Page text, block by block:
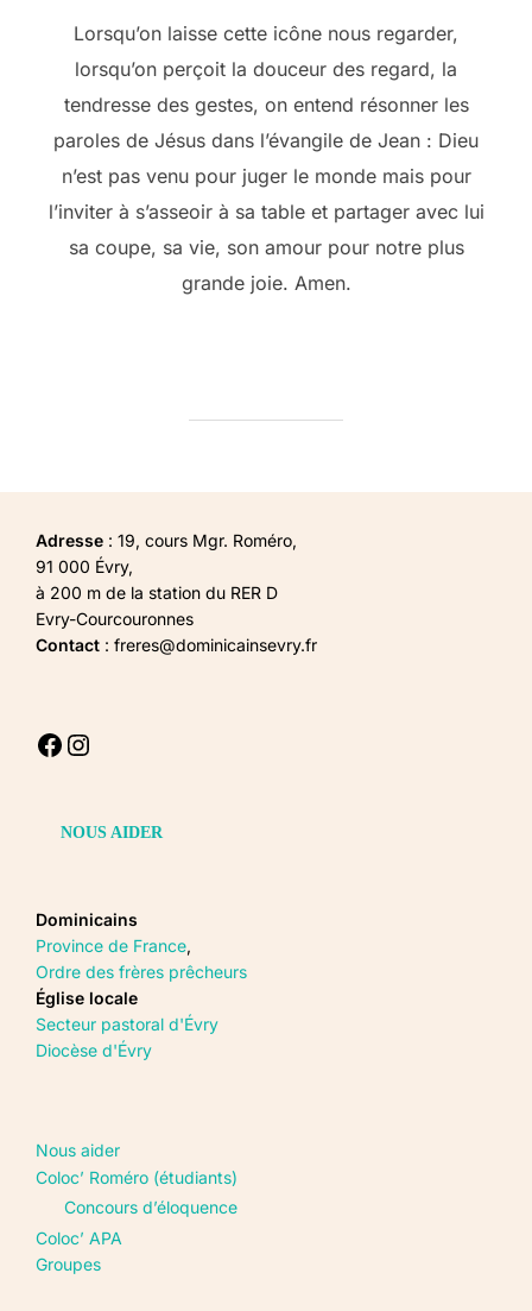
Lorsqu’on laisse cette icône nous regarder,
lorsqu’on perçoit la douceur des regard, la
tendresse des gestes, on entend résonner les
paroles de Jésus dans l’évangile de Jean : Dieu
n’est pas venu pour juger le monde mais pour
l’inviter à s’asseoir à sa table et partager avec lui
sa coupe, sa vie, son amour pour notre plus
grande joie. Amen.
Adresse : 19, cours Mgr. Roméro,
91 000 Évry,
à 200 m de la station du RER D
Evry-Courcouronnes
Contact : freres@dominicainsevry.fr
Facebook
Instagram
NOUS AIDER
Dominicains
Province de France,
Ordre des frères prêcheurs
Église locale
Secteur pastoral d'Évry
Diocèse d'Évry
Nous aider
Coloc’ Roméro (étudiants)
Concours d’éloquence
Coloc’ APA
Groupes